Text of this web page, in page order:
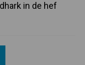
in de hef